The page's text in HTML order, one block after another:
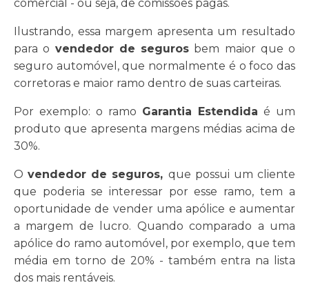
comercial - ou seja, de comissões pagas.
Ilustrando, essa margem apresenta um resultado
para o vendedor de seguros bem maior que o
seguro automóvel, que normalmente é o foco das
corretoras e maior ramo dentro de suas carteiras.
Por exemplo: o ramo Garantia Estendida é um
produto que apresenta margens médias acima de
30%.
Ovendedor de seguros, que possui um cliente
que poderia se interessar por esse ramo, tem a
oportunidade de vender uma apólice e aumentar
a margem de lucro. Quando comparado a uma
apólice do ramo automóvel, por exemplo, que tem
média em torno de 20% - também entra na lista
dos mais rentáveis.